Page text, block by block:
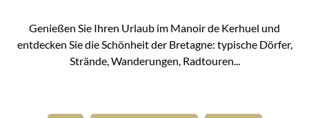
Genießen Sie Ihren Urlaub im Manoir de Kerhuel und
entdecken Sie die Schönheit der Bretagne: typische Dörfer,
Strände, Wanderungen, Radtouren...